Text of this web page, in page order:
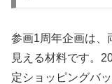
参画1周年企画は、
見える材料です。
定ショッピングバ